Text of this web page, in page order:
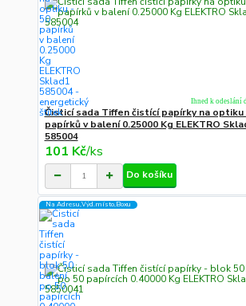
Čisticí sada Tiffen čistící papírky na optiku
papírků v balení 0.25000 Kg ELEKTRO
585004
101 Kč/ks
Ihned k odeslání
Do košíku
Na Adresu,Výd.místo,Boxu